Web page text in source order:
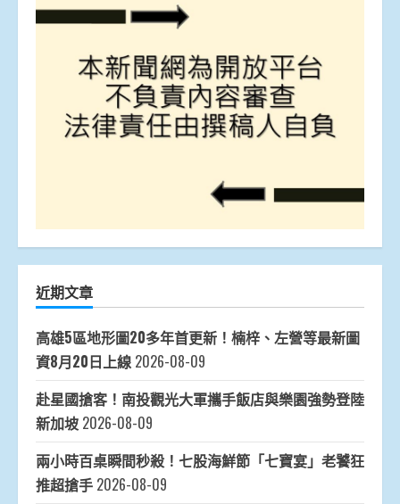
近期文章
高雄5區地形圖20多年首更新！楠梓、左營等最新圖
資8月20日上線 2026-08-09
赴星國搶客！南投觀光大軍攜手飯店與樂園強勢登陸
新加坡 2026-08-09
兩小時百桌瞬間秒殺！七股海鮮節「七寶宴」老饕狂
推超搶手 2026-08-09